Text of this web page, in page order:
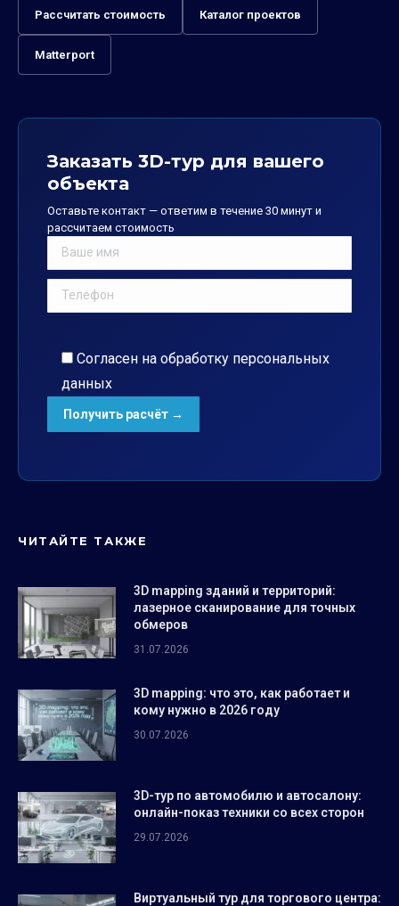
Рассчитать стоимость Каталог проектов
Matterport
Заказать 3D-тур для вашего
объекта
Оставьте контакт — ответим в течение 30 минут и
рассчитаем стоимость
Согласен на обработку персональных
данных
ЧИТАЙТЕ ТАКЖЕ
3D mapping зданий и территорий:
лазерное сканирование для точных
обмеров
31.07.2026
3D mapping: что это, как работает и
кому нужно в 2026 году
30.07.2026
3D-тур по автомобилю и автосалону:
онлайн-показ техники со всех сторон
29.07.2026
Виртуальный тур для торгового центра: